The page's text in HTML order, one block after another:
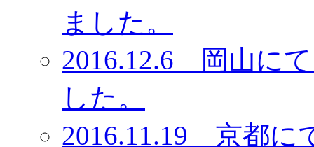
ました。
2016.12.6 岡山に
した。
2016.11.19 京都に